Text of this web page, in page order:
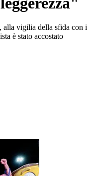
alla vigilia della sfida con i
è stato accostato